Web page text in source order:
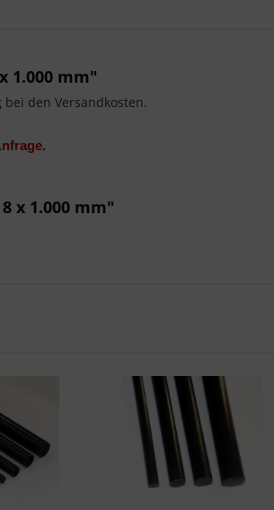
1.000 mm"
den Versandkosten.
.
x 1.000 mm"